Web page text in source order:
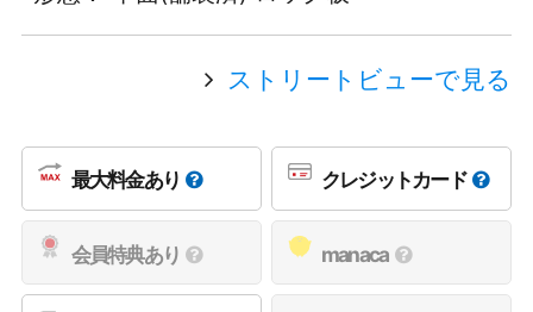
ストリートビューで見る
最大料金あり クレジットカード
会員特典あり manaca